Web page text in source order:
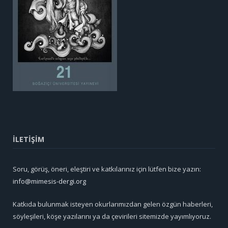
İLETİŞİM
Soru, görüş, öneri, eleştiri ve katkılarınız için lütfen bize yazın:
info@mimesis-dergi.org
Katkıda bulunmak isteyen okurlarımızdan gelen özgün haberleri,
söyleşileri, köşe yazılarını ya da çevirileri sitemizde yayımlıyoruz.